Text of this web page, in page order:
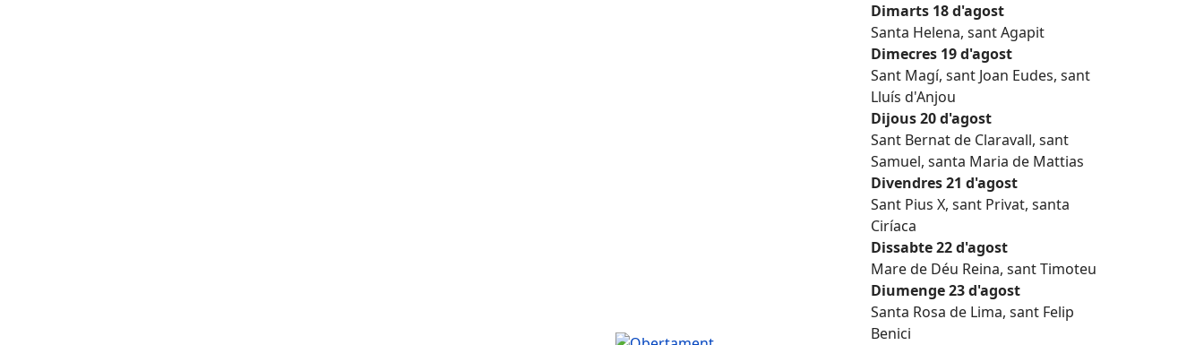
Dimarts 18 d'agost
Santa Helena, sant Agapit
Dimecres 19 d'agost
Sant Magí, sant Joan Eudes, sant
Lluís d'Anjou
Dijous 20 d'agost
Sant Bernat de Claravall, sant
Samuel, santa Maria de Mattias
Divendres 21 d'agost
Sant Pius X, sant Privat, santa
Ciríaca
Dissabte 22 d'agost
Mare de Déu Reina, sant Timoteu
Diumenge 23 d'agost
Santa Rosa de Lima, sant Felip
Benici